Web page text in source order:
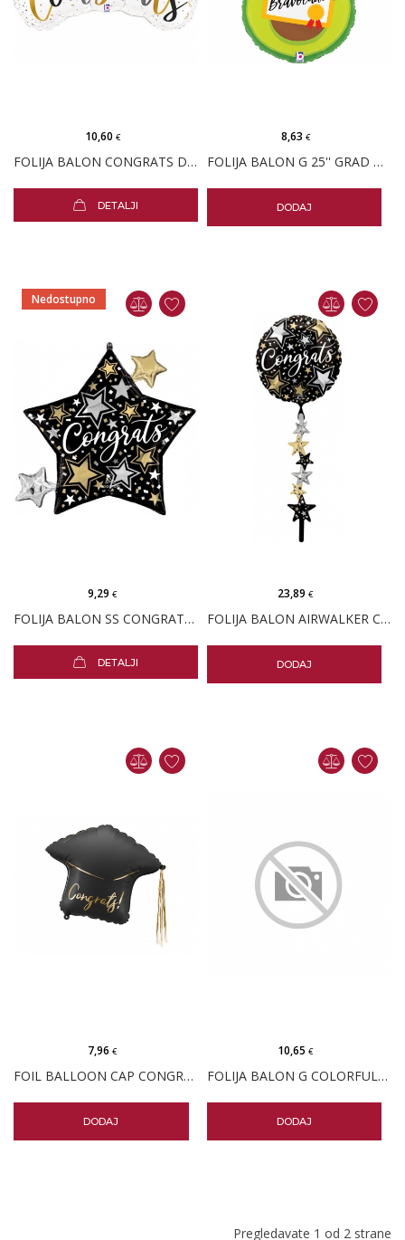
FOLIJA BALON CONGRATS DIPLOMA
10,60 €
DETALJI
FOLIJA BALON G 25'' GRAD BRAVOCADO
8,63 €
DODAJ
Nedostupno
FOLIJA BALON SS CONGRATS STARS
9,29€
DETALJI
FOLIJA BALON AIRWALKER CONGRATS STARS
23,89€
DODAJ
FOIL BALLOON CAP CONGRATS
7,96€
DODAJ
FOLIJA BALON G COLORFUL STARS GRAD HAT
10,65€
DODAJ
Pregledavate 1 od 2 strane